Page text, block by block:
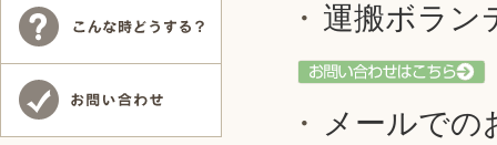
運搬ボラ
メールで